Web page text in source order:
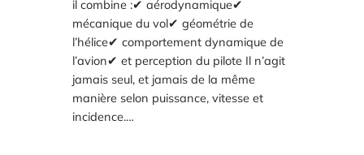
il combine :✔ aérodynamique✔
mécanique du vol✔ géométrie de
l’hélice✔ comportement dynamique de
l’avion✔ et perception du pilote Il n’agit
jamais seul, et jamais de la même
manière selon puissance, vitesse et
incidence.…